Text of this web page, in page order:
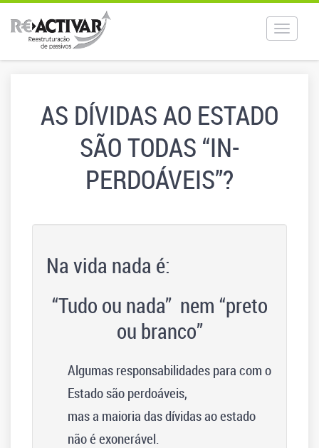
Toggle
AS DÍVIDAS AO ESTADO
SÃO TODAS “IN-
PERDOÁVEIS”?
Na vida nada é:
“Tudo ou nada” nem “preto
ou branco”
Algumas responsabilidades para com o
Estado são perdoáveis,
mas a maioria das dívidas ao estado
não é exonerável.